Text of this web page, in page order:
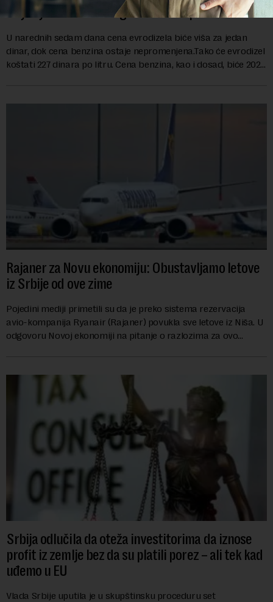
Objavljene nove cene goriva: Poskupeo dizel
U narednih sedam dana cena evrodizela biće viša za jedan
dinar, dok cena benzina ostaje nepromenjena.Tako će evrodizel
koštati 227 dinara po litru. Cena benzina, kao i dosad, biće 202
Rajaner za Novu ekonomiju: Obustavljamo letove
iz Srbije od ove zime
Pojedini mediji primetili su da je preko sistema rezervacija
avio-kompanija Ryanair (Rajaner) povukla sve letove iz Niša. U
odgovoru Novoj ekonomiji na pitanje o razlozima za ovo
Srbija odlučila da oteža investitorima da iznose
profit iz zemlje bez da su platili porez – ali tek kad
uđemo u EU
Vlada Srbije uputila je u skupštinsku proceduru set